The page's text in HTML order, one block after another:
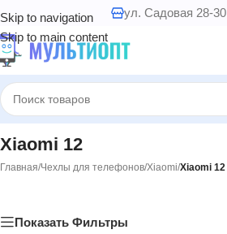
Skip to navigation
Skip to main content
ул. Садовая 28-30
Xiaomi 12
Главная/Чехлы для телефонов/Xiaomi/Xiaomi 12
Показать Фильтры